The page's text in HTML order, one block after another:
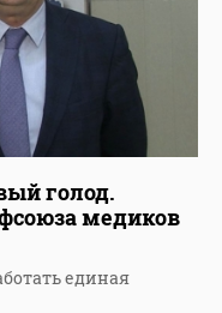
голод.
медиков
единая